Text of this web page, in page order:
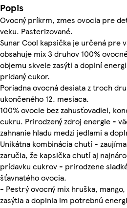
Popis
Ovocný príkrm, zmes ovocia pre
veku. Pasterizované.
Sunar Cool kapsička je určená pre
obsahuje mix 3 druhov 100%
objemu skvele zasýti a doplní
pridaný cukor.
Poriadna ovocná desiata z troch
ukončeného 12. mesiaca.
100% ovocie bez zahusťovadiel,
cukru. Prirodzený zdroj energie -
zahnanie hladu medzi jedlami a
Unikátna kombinácia chutí -
zaručia, že kapsička chutí aj
prídavku cukrov - prirodzene
šťavnatého ovocia.
- Pestrý ovocný mix hruška,
zasýtia a doplnia im potrebnú